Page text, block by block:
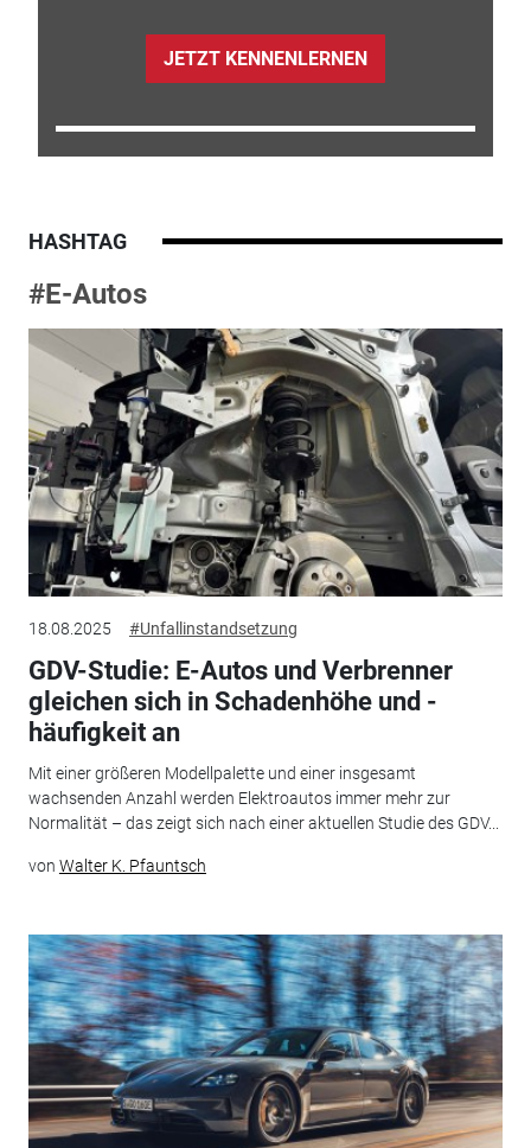
JETZT KENNENLERNEN
HASHTAG
#E-Autos
18.08.2025 #Unfallinstandsetzung
GDV-Studie: E-Autos und Verbrenner
gleichen sich in Schadenhöhe und -
häufigkeit an
Mit einer größeren Modellpalette und einer insgesamt
wachsenden Anzahl werden Elektroautos immer mehr zur
Normalität – das zeigt sich nach einer aktuellen Studie des GDV...
von Walter K. Pfauntsch